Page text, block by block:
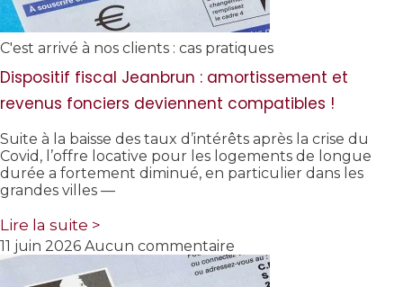
C'est arrivé à nos clients : cas pratiques
Dispositif fiscal Jeanbrun : amortissement et
revenus fonciers deviennent compatibles !
Suite à la baisse des taux d’intérêts après la crise du
Covid, l’offre locative pour les logements de longue
durée a fortement diminué, en particulier dans les
grandes villes —
Lire la suite >
11 juin 2026 Aucun commentaire